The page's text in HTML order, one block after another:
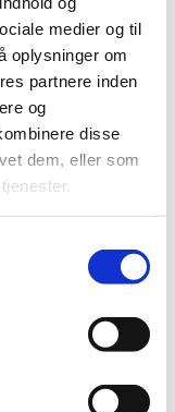
medier og til
oplysninger om
partnere inden
og
disse
dem, eller som
efter brug:
fra…
kvalitet gør